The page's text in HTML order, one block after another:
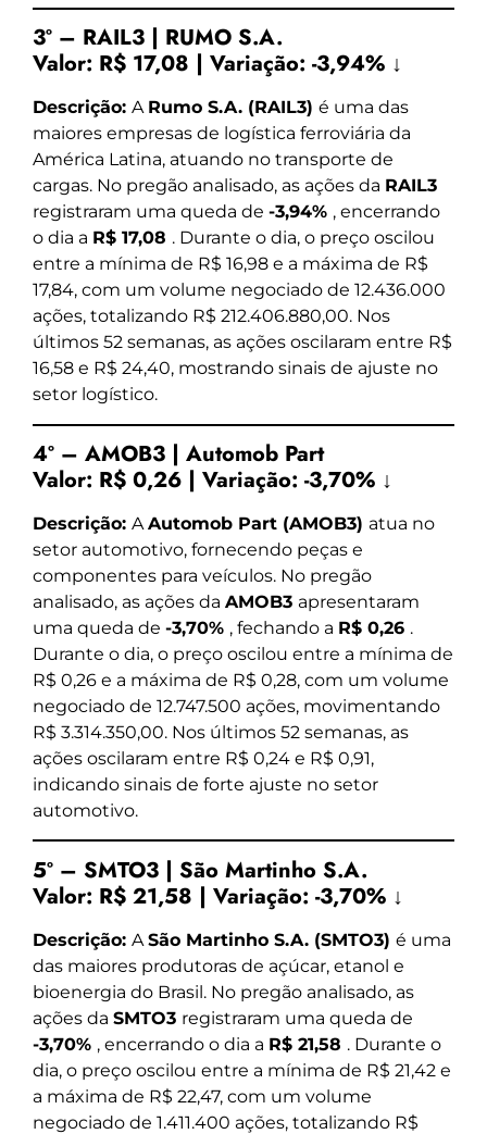
3º – RAIL3 | RUMO S.A.
Valor: R$ 17,08 | Variação: -3,94% ↓
Descrição: A Rumo S.A. (RAIL3) é uma das
maiores empresas de logística ferroviária da
América Latina, atuando no transporte de
cargas. No pregão analisado, as ações da RAIL3
registraram uma queda de -3,94% , encerrando
o dia a R$ 17,08 . Durante o dia, o preço oscilou
entre a mínima de R$ 16,98 e a máxima de R$
17,84, com um volume negociado de 12.436.000
ações, totalizando R$ 212.406.880,00. Nos
últimos 52 semanas, as ações oscilaram entre R$
16,58 e R$ 24,40, mostrando sinais de ajuste no
setor logístico.
4º – AMOB3 | Automob Part
Valor: R$ 0,26 | Variação: -3,70% ↓
Descrição: AAutomob Part (AMOB3) atua no
setor automotivo, fornecendo peças e
componentes para veículos. No pregão
analisado, as ações da AMOB3 apresentaram
uma queda de -3,70% , fechando a R$ 0,26 .
Durante o dia, o preço oscilou entre a mínima de
R$ 0,26 e a máxima de R$ 0,28, com um volume
negociado de 12.747.500 ações, movimentando
R$ 3.314.350,00. Nos últimos 52 semanas, as
ações oscilaram entre R$ 0,24 e R$ 0,91,
indicando sinais de forte ajuste no setor
automotivo.
5º – SMTO3 | São Martinho S.A.
Valor: R$ 21,58 | Variação: -3,70% ↓
Descrição: A São Martinho S.A. (SMTO3) é uma
das maiores produtoras de açúcar, etanol e
bioenergia do Brasil. No pregão analisado, as
ações da SMTO3 registraram uma queda de
-3,70% , encerrando o dia a R$ 21,58 . Durante o
dia, o preço oscilou entre a mínima de R$ 21,42 e
a máxima de R$ 22,47, com um volume
negociado de 1.411.400 ações, totalizando R$